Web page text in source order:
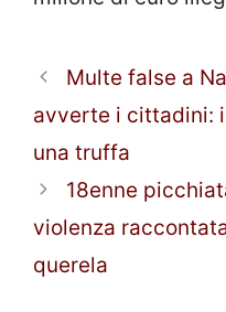
Multe false a
avverte i cittadini:
una truffa
18enne
violenza
querela